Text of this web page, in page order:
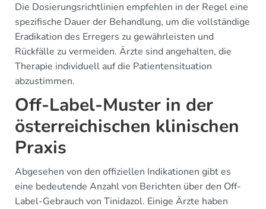
Die Dosierungsrichtlinien empfehlen in der Regel eine
spezifische Dauer der Behandlung, um die vollständige
Eradikation des Erregers zu gewährleisten und
Rückfälle zu vermeiden. Ärzte sind angehalten, die
Therapie individuell auf die Patientensituation
abzustimmen.
Off-Label-Muster in der
österreichischen klinischen
Praxis
Abgesehen von den offiziellen Indikationen gibt es
eine bedeutende Anzahl von Berichten über den Off-
Label-Gebrauch von Tinidazol. Einige Ärzte haben